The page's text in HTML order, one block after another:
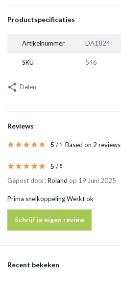
Productspecificaties
Artikelnummer DA1824
SKU 546
Delen
Reviews
5 / 5 Based on 2 reviews
5 / 5
Gepost door:Roland op 19 Juni 2025
Prima snelkoppeling Werkt ok
Schrijf je eigen review
Recent bekeken